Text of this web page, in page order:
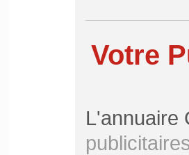
Votre
L'annuaire